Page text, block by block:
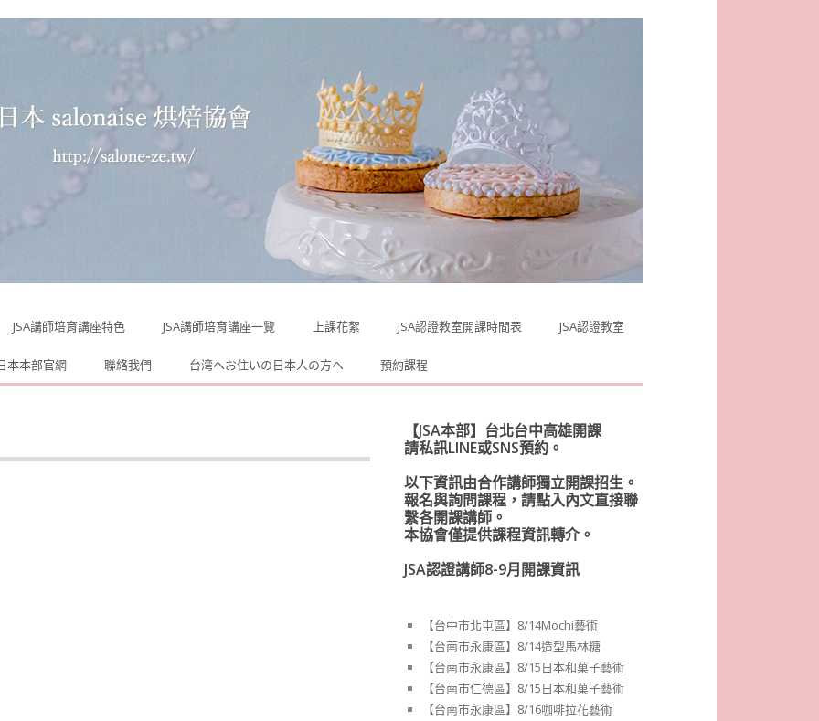
JSA講師培育講座特色 JSA講師培育講座一覽 上課花絮 JSA認證教室開課時間表 JSA認證教室
本本部官網 聯絡我們 台湾へお住いの日本人の方へ 預約課程
【JSA本部】台北台中高雄開課
請私訊LINE或SNS預約。
以下資訊由合作講師獨立開課招生。
報名與詢問課程，請點入內文直接聯
繫各開課講師。
本協會僅提供課程資訊轉介。
JSA認證講師8-9月開課資訊
【台中市北屯區】8/14Mochi藝術
【台南市永康區】8/14造型馬林糖
【台南市永康區】8/15日本和菓子藝術
【台南市仁德區】8/15日本和菓子藝術
【台南市永康區】8/16咖啡拉花藝術